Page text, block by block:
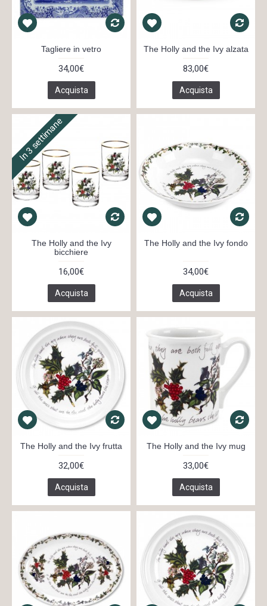
Tagliere in vetro
34,00€
Acquista
The Holly and the Ivy alzata
83,00€
Acquista
In 3 settimane
The Holly and the Ivy
bicchiere
16,00€
Acquista
The Holly and the Ivy fondo
34,00€
Acquista
The Holly and the Ivy frutta
32,00€
Acquista
The Holly and the Ivy mug
33,00€
Acquista